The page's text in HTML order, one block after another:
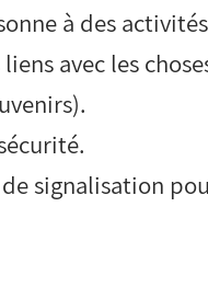
à des
avec les
signalisation